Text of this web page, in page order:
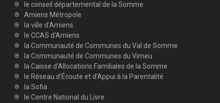
le conseil départemental de la Somme
Amiens Métropole
la ville d’Amiens.
le CCAS d’Amiens
la Communauté de Communes du Val de Somme
la Communauté de Communes du Vimeu
la Caisse d’Allocations Familiales de la Somme
le Réseau d’Écoute et d’Appui à la Parentalité
la Sofia
le Centre National du Livre